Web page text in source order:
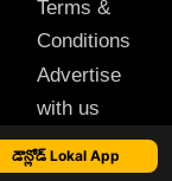
డౌన్లోడ్ Lokal App
Terms &
Conditions
Advertise
with us
Sitemap